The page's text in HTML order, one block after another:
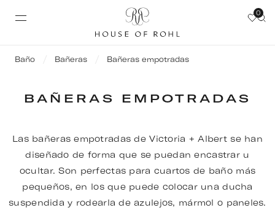
0
Baño Bañeras Bañeras empotradas
BAÑERAS EMPOTRADAS
Las bañeras empotradas de Victoria + Albert se han
diseñado de forma que se puedan encastrar u
ocultar. Son perfectas para cuartos de baño más
pequeños, en los que puede colocar una ducha
suspendida y rodearla de azulejos, mármol o paneles.